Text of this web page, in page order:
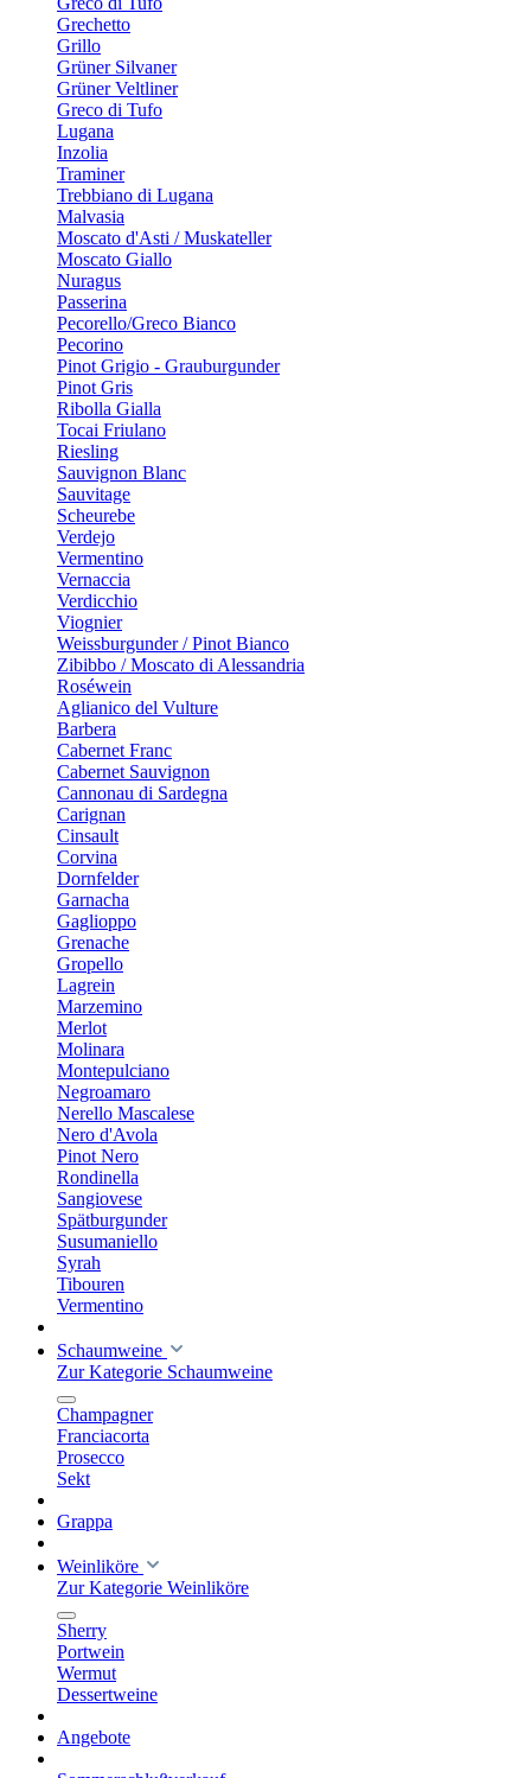
Grechetto
Grillo
Grüner Silvaner
Grüner Veltliner
Greco di Tufo
Lugana
Inzolia
Traminer
Trebbiano di Lugana
Malvasia
Moscato d'Asti / Muskateller
Moscato Giallo
Nuragus
Passerina
Pecorello/Greco Bianco
Pecorino
Pinot Grigio - Grauburgunder
Pinot Gris
Ribolla Gialla
Tocai Friulano
Riesling
Sauvignon Blanc
Sauvitage
Scheurebe
Verdejo
Vermentino
Vernaccia
Verdicchio
Viognier
Weissburgunder / Pinot Bianco
Zibibbo / Moscato di Alessandria
Roséwein
Aglianico del Vulture
Barbera
Cabernet Franc
Cabernet Sauvignon
Cannonau di Sardegna
Carignan
Cinsault
Corvina
Dornfelder
Garnacha
Gaglioppo
Grenache
Gropello
Lagrein
Marzemino
Merlot
Molinara
Montepulciano
Negroamaro
Nerello Mascalese
Nero d'Avola
Pinot Nero
Rondinella
Sangiovese
Spätburgunder
Susumaniello
Syrah
Tibouren
Vermentino
Schaumweine
Zur Kategorie Schaumweine
Champagner
Franciacorta
Prosecco
Sekt
Grappa
Weinliköre
Zur Kategorie Weinliköre
Sherry
Portwein
Wermut
Dessertweine
Angebote